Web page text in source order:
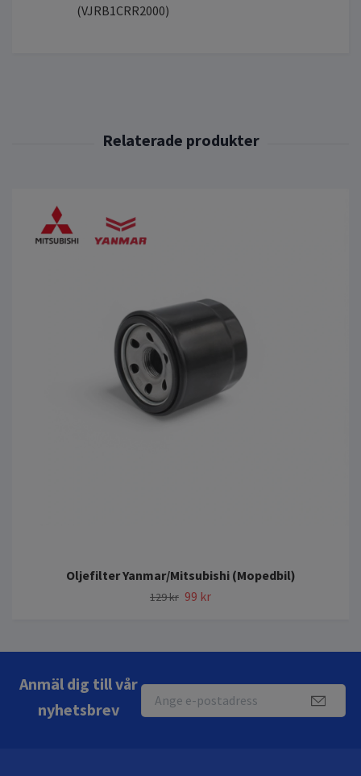
(VJRB1CRR2000)
Oljefilter Yanmar/Mitsubishi (Mopedbil)
129 kr 99 kr
Anmäl dig till vår
nyhetsbrev